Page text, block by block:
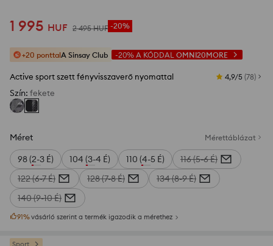
1 995 HUF 2 495 HUF -20%
+20 ponttalA Sinsay Club -20% A KÓDDAL OMNI20MORE
Active sport szett fényvisszaverő nyomattal 4,9/5 (78)
Szín: fekete
Méret Mérettáblázat
98 (2-3 É) 104 (3-4 É) 110 (4-5 É)
116 (5-6 É)
122 (6-7 É)
128 (7-8 É)
134 (8-9 É)
140 (9-10 É)
91%vásárló szerint a termék igazodik a mérethez